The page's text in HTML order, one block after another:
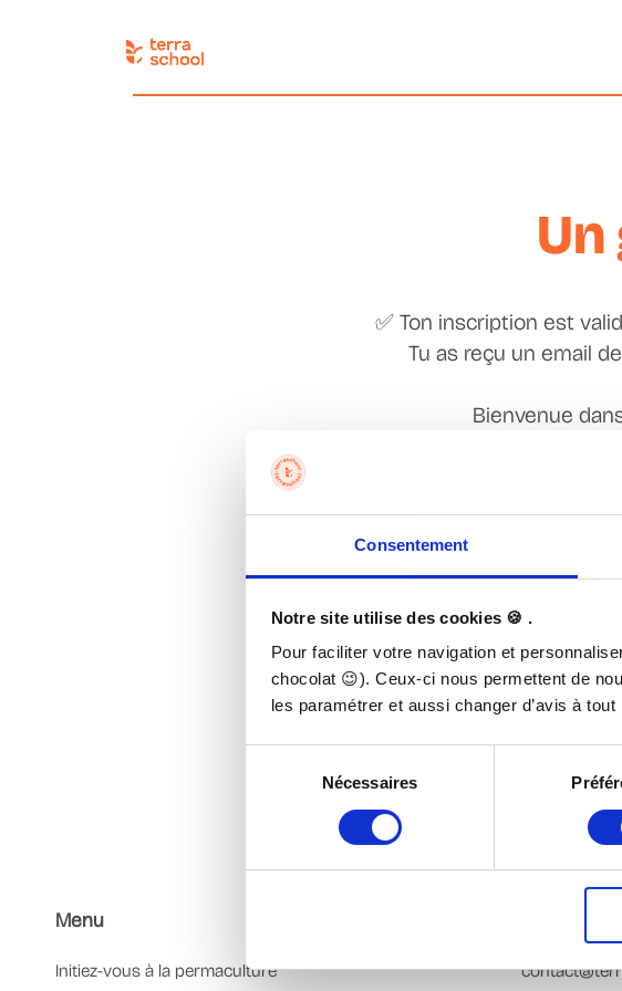
Consentement
Notre site utilise des cookies 🍪 .
Pour faciliter votre navigation et
chocolat 😉). Ceux-ci nous permettent de
les paramétrer et aussi changer d’avis à tout
consentement
Nécessaires
✅ Ton inscription est
Tu as reçu un email
Bienvenue
🎁Tu as
1. Voicile bon
à
Menu
Initiez-vous à la permaculture